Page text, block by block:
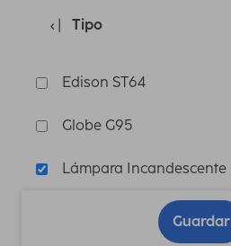
Tipo
Edison ST64
Globe G95
Lámpara Incandescente
Guardar